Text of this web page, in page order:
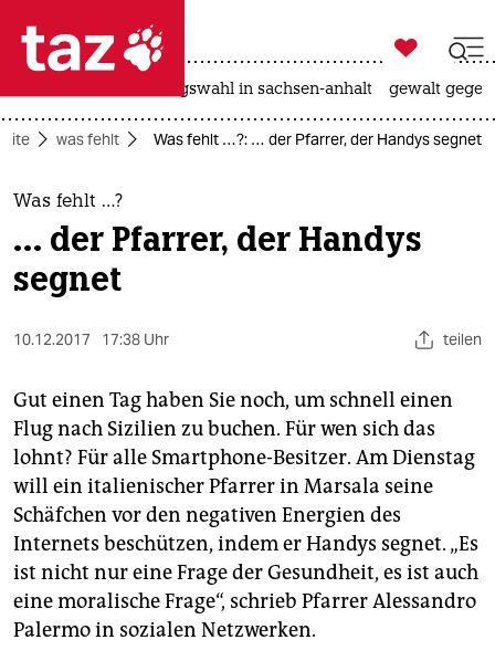
 taz zahl ich
taz zahl ich
themen
politik
öko
gesellschaft
kultur
sport
berlin
nord
wahrheit
verlag

taz zahl ich
landtagswahl in sachsen-anhalt gewalt
was fehlt Was fehlt …?: … der Pfarrer, der Handys segnet
Was fehlt …?
… der Pfarrer, der Handys
segnet
10.12.2017 17:38 Uhr teilen
Gut einen Tag haben Sie noch, um schnell einen
Flug nach Sizilien zu buchen. Für wen sich das
lohnt? Für alle Smartphone-Besitzer. Am Dienstag
will ein italienischer Pfarrer in Marsala seine
Schäfchen vor den negativen Energien des
Internets beschützen, indem er Handys segnet. „Es
ist nicht nur eine Frage der Gesundheit, es ist auch
eine moralische Frage“, schrieb Pfarrer Alessandro
Palermo in sozialen Netzwerken.